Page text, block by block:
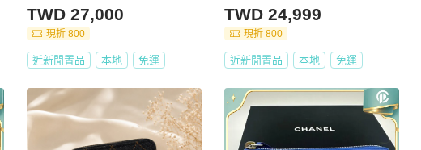
TWD 27,000
現折 800
近新閒置品 本地 免運
TWD 24,999
現折 800
近新閒置品 本地 免運